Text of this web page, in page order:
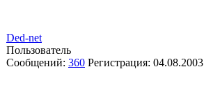
Ded-net
Пользователь
Сообщений: 360 Регистрация: 04.08.2003